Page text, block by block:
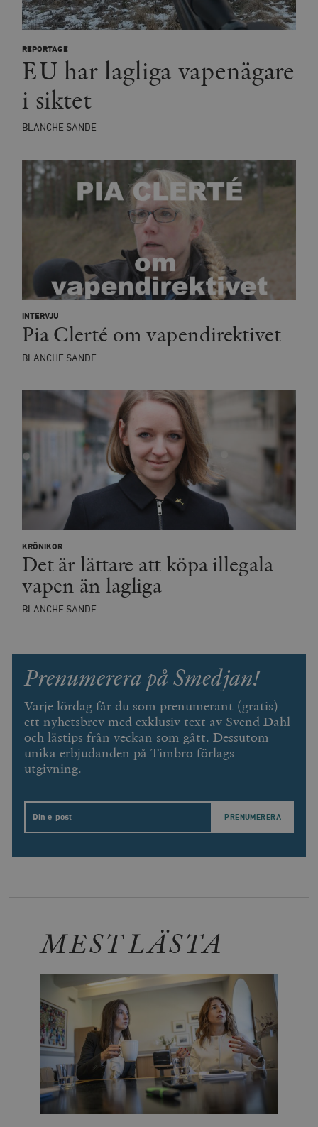
REPORTAGE
EU har lagliga vapenägare
i siktet
BLANCHE SANDE
INTERVJU
Pia Clerté om vapendirektivet
BLANCHE SANDE
KRÖNIKOR
Det är lättare att köpa illegala
vapen än lagliga
BLANCHE SANDE
Prenumerera på Smedjan!
Varje lördag får du som prenumerant (gratis)
ett nyhetsbrev med exklusiv text av Svend Dahl
och lästips från veckan som gått. Dessutom
unika erbjudanden på Timbro förlags
utgivning.
Email
MEST LÄSTA